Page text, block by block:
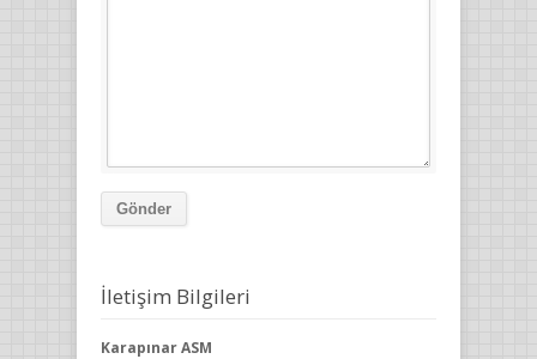
Gönder
İletişim Bilgileri
Karapınar ASM